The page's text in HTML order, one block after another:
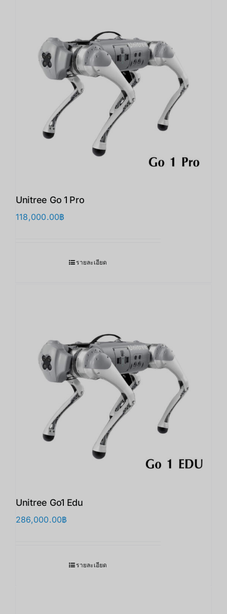
Unitree Go 1 Pro
118,000.00฿
รายละเอียด
Unitree Go1 Edu
286,000.00฿
รายละเอียด